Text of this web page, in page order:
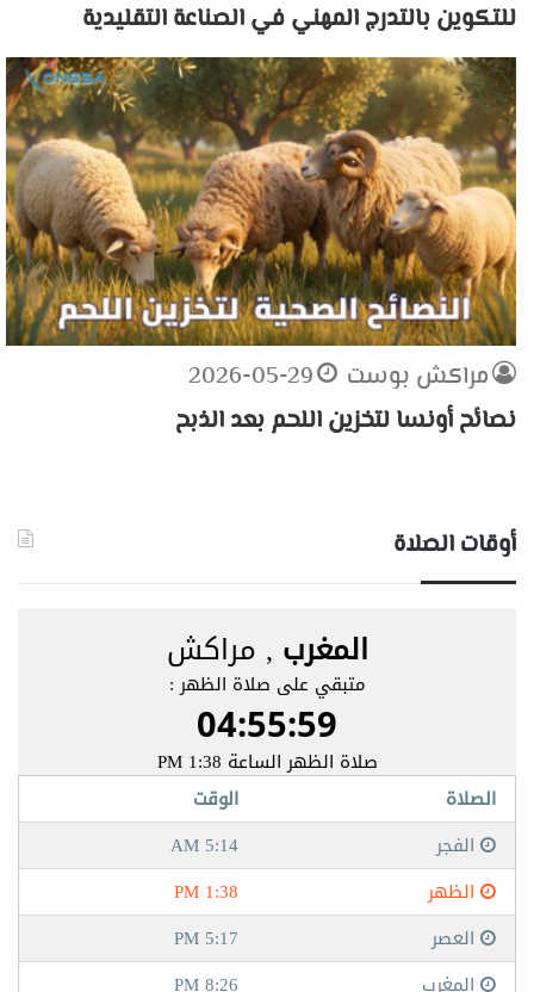
للتكوين بالتدرج المهني في الصناعة التقليدية
مراكش بوست
2026-05-29
نصائح أونسا لتخزين اللحم بعد الذبح
أوقات الصلاة